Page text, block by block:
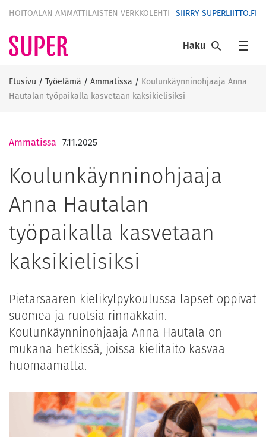
HOITOALAN AMMATTILAISTEN VERKKOLEHTI SIIRRY SUPERLIITTO.FI
Haku
Etusivu / Työelämä / Ammatissa / Koulunkäynninohjaaja Anna
Hautalan työpaikalla kasvetaan kaksikielisiksi
Ammatissa 7.11.2025
Koulunkäynninohjaaja
Anna Hautalan
työpaikalla kasvetaan
kaksikielisiksi
Pietarsaaren kielikylpykoulussa lapset oppivat
suomea ja ruotsia rinnakkain.
Koulunkäynninohjaaja Anna Hautala on
mukana hetkissä, joissa kielitaito kasvaa
huomaamatta.